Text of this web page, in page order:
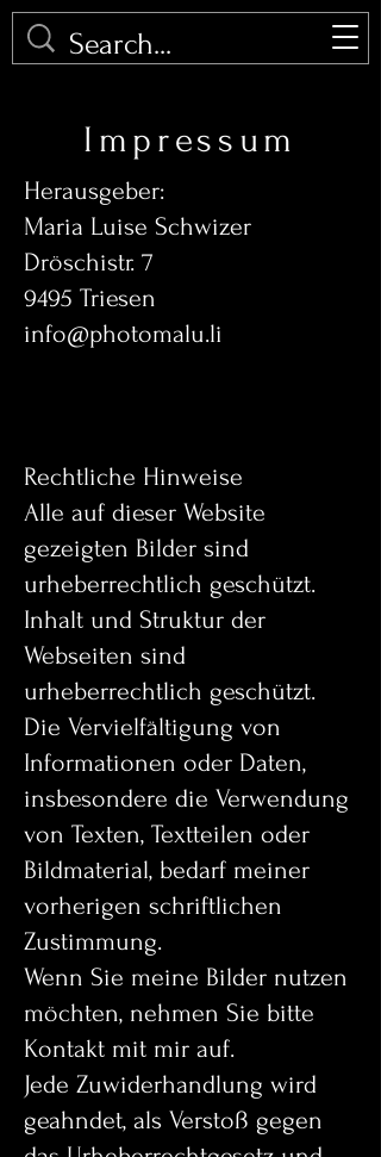
PHOTOMALU
Impressum
Herausgeber:
Maria Luise Schwizer
Dröschistr. 7
9495 Triesen
info@photomalu.li
Rechtliche Hinweise
Alle auf dieser Website
gezeigten Bilder sind
urheberrechtlich geschützt.
Inhalt und Struktur der
Webseiten sind
urheberrechtlich geschützt.
Die Vervielfältigung von
Informationen oder Daten,
insbesondere die Verwendung
von Texten, Textteilen oder
Bildmaterial, bedarf meiner
vorherigen schriftlichen
Zustimmung.
Wenn Sie meine Bilder nutzen
möchten, nehmen Sie bitte
Kontakt mit mir auf.
Jede Zuwiderhandlung wird
geahndet, als Verstoß gegen